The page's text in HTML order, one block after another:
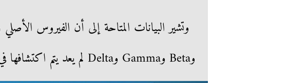
وBeta وGamma وDelta لم يعد يتم اكتشافها في البشر.